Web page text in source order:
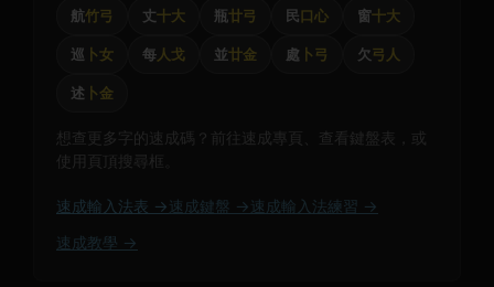
航竹弓 丈十大 瓶廿弓 民口心 窗十大
巡 卜女 每人戈 並廿金 處 卜弓 欠弓人
述 卜金
想查更多字的速成碼？前往速成專頁、查看鍵盤表，或
使用頁頂搜尋框。
速成輸入法表 → 速成鍵盤 → 速成輸入法練習 →
速成教學 →